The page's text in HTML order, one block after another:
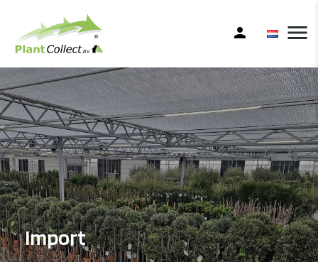
menu
person
Import